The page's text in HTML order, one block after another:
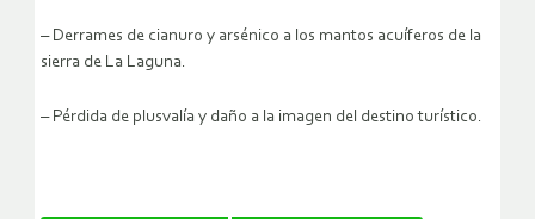
– Derrames de cianuro y arsénico a los mantos acuíferos de la
sierra de La Laguna.
– Pérdida de plusvalía y daño a la imagen del destino turístico.